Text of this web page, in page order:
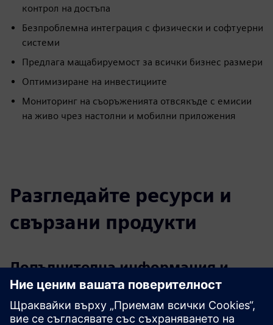
контрол на достъпа
Безпроблемна интеграция с физически и софтуерни
системи
Предлага мащабируемост за всички бизнес размери
Оптимизиране на инвестициите
Мониторинг на съоръженията отвсякъде с емисии
на живо чрез настолни и мобилни приложения
Разгледайте ресурси и
свързани продукти
Допълнителна информация и
ресурси
Информационен лист: Сигурността като услуга